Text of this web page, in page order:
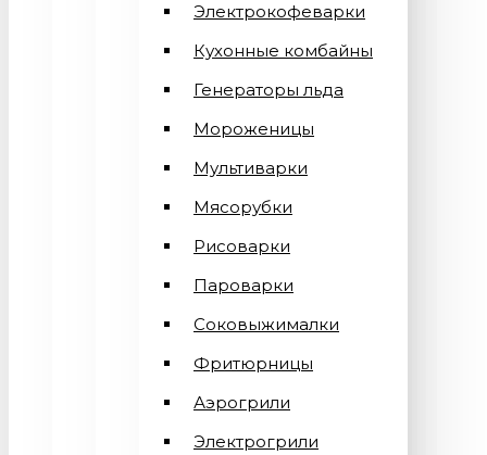
Электрокофеварки
Кухонные комбайны
Генераторы льда
Мороженицы
Мультиварки
Мясорубки
Рисоварки
Пароварки
Соковыжималки
Фритюрницы
Аэрогрили
Электрогрили